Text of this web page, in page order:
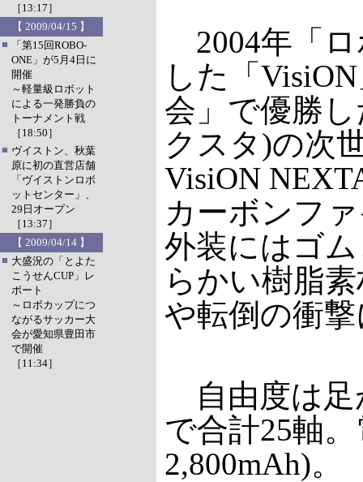
［13:17］
【 2009/04/15 】
■
「第15回ROBO-
ONE」が5月4日に
開催
～軽量級ロボット
による一発勝負の
トーナメント戦
［18:50］
■ ヴイストン、秋葉
原に初の直営店舗
「ヴイストンロボ
ットセンター」、
29日オープン
［13:37］
【 2009/04/14 】
■ 大盛況の「とよた
こうせんCUP」レ
ポート
～ロボカップにつ
ながるサッカー大
会が愛知県豊田市
で開催
［11:34］
2004年「ロ
した「
会」で優勝
クスタ)の次
VisiON
カーボンフ
外装にはゴ
らかい樹脂
や転倒の衝
自由度は足
で合計25軸
2,800mAh)。